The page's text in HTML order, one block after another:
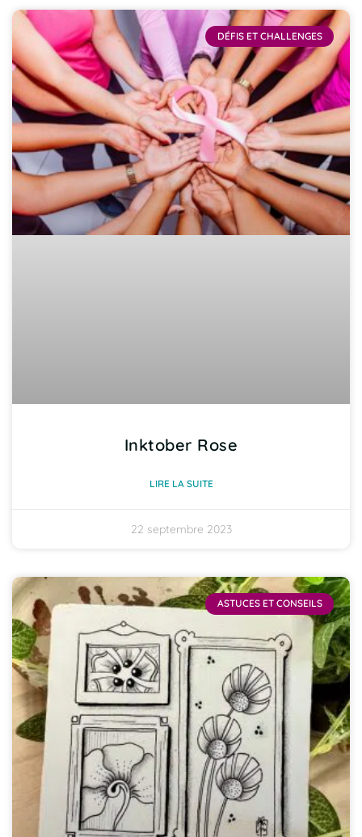
DÉFIS ET CHALLENGES
Inktober Rose
LIRE LA SUITE
22 septembre 2023
ASTUCES ET CONSEILS